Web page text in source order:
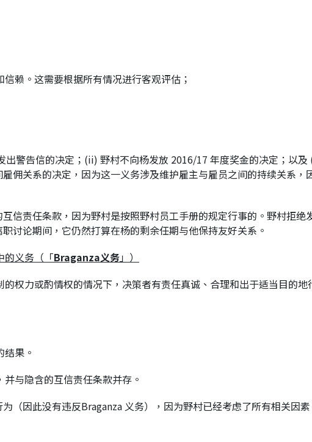
赖。这需要根据所有情况进行客观评估；
警告信的决定；(ii) 野村不向杨发放 2016/17 年度奖金的决定；以
佣关系的决定，因为这一义务涉及维护雇主与雇员之间的持续关系，
信责任条款，因为野村是按照野村员工手册的规定行事的。野村拒绝
讨论期间，它仍然打算在杨的剩余任期与他保持友好关系。
的义务（「Braganza义务」）
权力或酌情权的情况下，决策者有责任真诚、合理和出于适当目的
果。
与隐含的互信责任条款并存。
（因此没有违反Braganza 义务），因为野村已经考虑了所有相关因